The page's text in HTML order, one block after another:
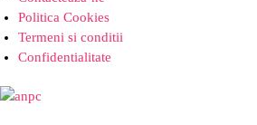
Politica Cookies
Termeni si conditii
Confidentialitate